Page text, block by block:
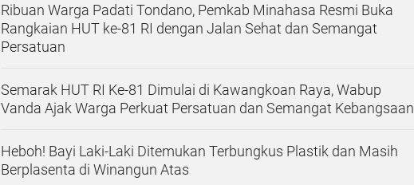
Ribuan Warga Padati Tondano, Pemkab Minahasa Resmi Buka
Rangkaian HUT ke-81 RI dengan Jalan Sehat dan Semangat
Persatuan
Semarak HUT RI Ke-81 Dimulai di Kawangkoan Raya, Wabup
Vanda Ajak Warga Perkuat Persatuan dan Semangat Kebangsaan
Heboh! Bayi Laki-Laki Ditemukan Terbungkus Plastik dan Masih
Berplasenta di Winangun Atas